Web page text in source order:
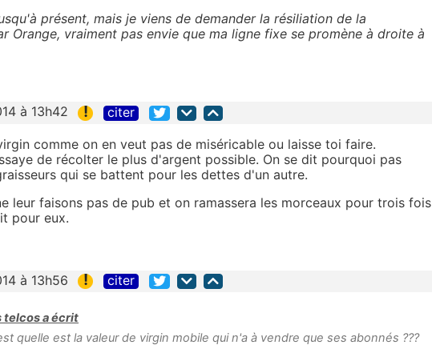
présent, mais je viens de demander la résiliation de la
Orange, vraiment pas envie que ma ligne fixe se promène à droite à
à 13h42 ! citer
comme on en veut pas de miséricable ou laisse toi faire.
de récolter le plus d'argent possible. On se dit pourquoi pas
qui se battent pour les dettes d'un autre.
leur faisons pas de pub et on ramassera les morceaux pour trois fois
pour eux.
à 13h56 ! citer
telcos a écrit
quelle est la valeur de virgin mobile qui n'a à vendre que ses abonnés ???